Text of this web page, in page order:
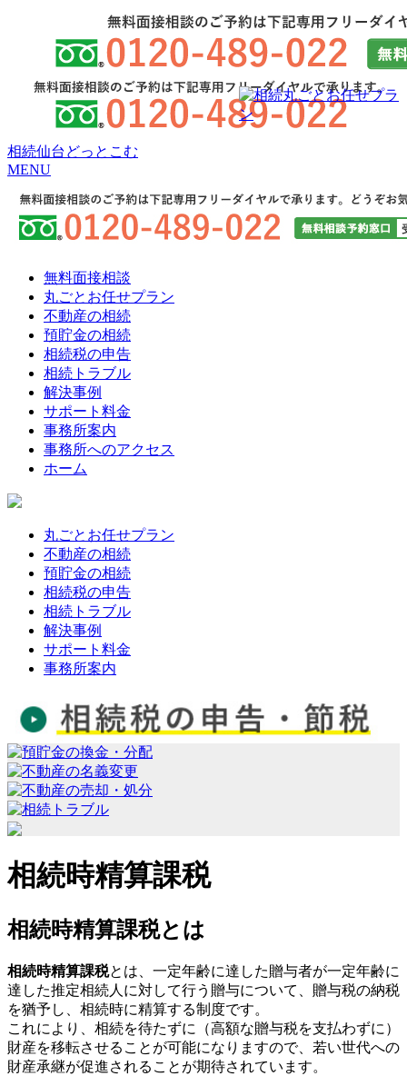
相続仙台どっとこむ
MENU
無料面接相談
丸ごとお任せプラン
不動産の相続
預貯金の相続
相続税の申告
相続トラブル
解決事例
サポート料金
事務所案内
事務所へのアクセス
ホーム
丸ごとお任せプラン
不動産の相続
預貯金の相続
相続税の申告
相続トラブル
解決事例
サポート料金
事務所案内
相続時精算課税
相続時精算課税とは
相続時精算課税とは、一定年齢に達した贈与者が一定年齢に
達した推定相続人に対して行う贈与について、贈与税の納税
を猶予し、相続時に精算する制度です。
これにより、相続を待たずに（高額な贈与税を支払わずに）
財産を移転させることが可能になりますので、若い世代への
財産承継が促進されることが期待されています。